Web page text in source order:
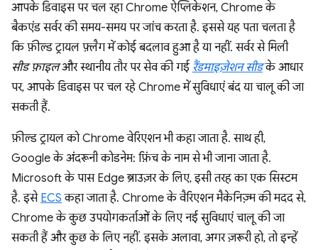
आपके डिवाइस पर चल रहा Chrome ऐप्लिकेशन, Chrome के
बैकएंड सर्वर की समय-समय पर जांच करता है. इससे यह पता चलता है
कि फ़ील्ड ट्रायल फ़्लैग में कोई बदलाव हुआ है या नहीं. सर्वर से मिली
सीड फ़ाइलऔर स्थानीय तौर पर सेव की गई रैंडमाइज़ेशन सीडके आधार
पर, आपके डिवाइस पर चल रहे Chrome में सुविधाएं बंद या चालू की जा
सकती हैं.
फ़ील्ड ट्रायल को Chrome वेरिएशन भी कहा जाता है. साथ ही,
Google के अंदरूनी कोडनेम: फ़िंच के नाम से भी जाना जाता है.
Microsoft के पास Edge ब्राउज़र के लिए, इसी तरह का एक सिस्टम
है. इसे ECS कहा जाता है. Chrome के वैरिएशन मैकेनिज़्म की मदद से,
Chrome के कुछ उपयोगकर्ताओं के लिए नई सुविधाएं चालू की जा
सकती हैं और कुछ के लिए नहीं. इसके अलावा, अगर ज़रूरी हो, तो इन्हें